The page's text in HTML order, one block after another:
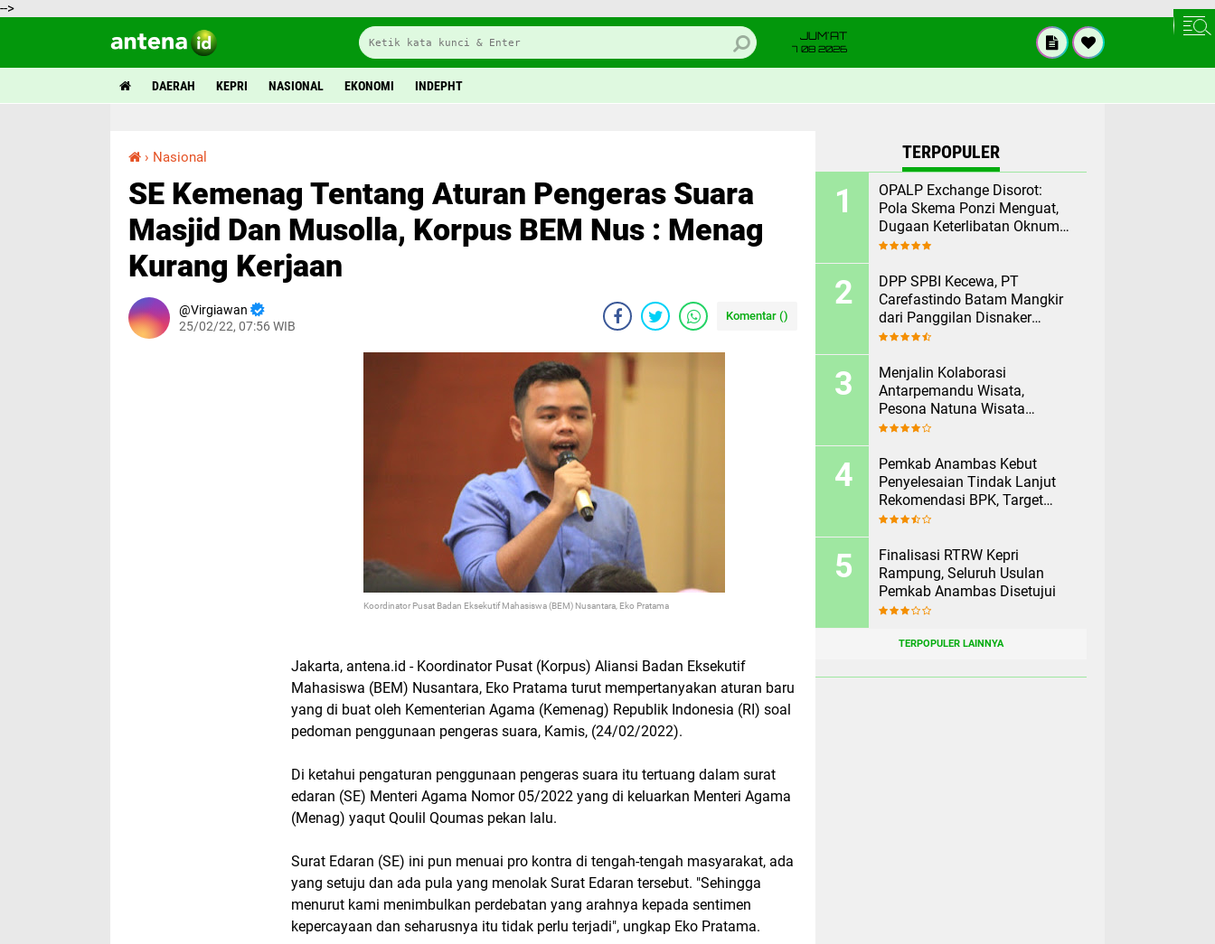
-->
JUM'AT
7 08 2026
DAERAH KEPRI NASIONAL EKONOMI INDEPHT
› Nasional
SE Kemenag Tentang Aturan Pengeras Suara
Masjid Dan Musolla, Korpus BEM Nus : Menag
Kurang Kerjaan
Virgiawan
25/02/22, 07:56 WIB
Komentar ()
Koordinator Pusat Badan Eksekutif Mahasiswa (BEM) Nusantara, Eko Pratama
Jakarta, antena.id - Koordinator Pusat (Korpus) Aliansi Badan Eksekutif
Mahasiswa (BEM) Nusantara, Eko Pratama turut mempertanyakan aturan baru
yang di buat oleh Kementerian Agama (Kemenag) Republik Indonesia (RI) soal
pedoman penggunaan pengeras suara, Kamis, (24/02/2022).
Di ketahui pengaturan penggunaan pengeras suara itu tertuang dalam surat
edaran (SE) Menteri Agama Nomor 05/2022 yang di keluarkan Menteri Agama
(Menag) yaqut Qoulil Qoumas pekan lalu.
Surat Edaran (SE) ini pun menuai pro kontra di tengah-tengah masyarakat, ada
yang setuju dan ada pula yang menolak Surat Edaran tersebut. "Sehingga
menurut kami menimbulkan perdebatan yang arahnya kepada sentimen
kepercayaan dan seharusnya itu tidak perlu terjadi", ungkap Eko Pratama.
TERPOPULER
OPALP Exchange Disorot:
Pola Skema Ponzi Menguat,
Dugaan Keterlibatan Oknum
ASN melanggar Aturan.
DPP SPBI Kecewa, PT
Carefastindo Batam Mangkir
dari Panggilan Disnaker
Terkait PHK Sepihak
Menjalin Kolaborasi
Antarpemandu Wisata,
Pesona Natuna Wisata
Rekomendasikan Pesona
Malaysia
Pemkab Anambas Kebut
Penyelesaian Tindak Lanjut
Rekomendasi BPK, Target
Rampung Sebelum 2 Agustus
Finalisasi RTRW Kepri
Rampung, Seluruh Usulan
Pemkab Anambas Disetujui
TERPOPULER LAINNYA